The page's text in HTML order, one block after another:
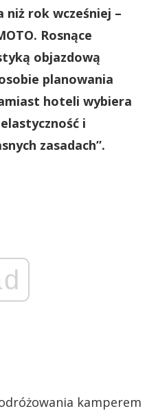
niż rok wcześniej –
Rosnące
objazdową
planowania
hoteli wybiera
i
zasadach”.
kamperem